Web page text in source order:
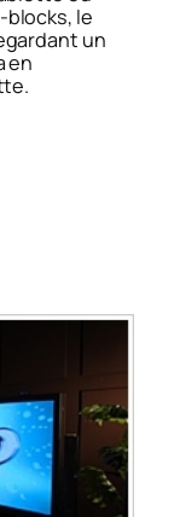
blocks, le
un
en